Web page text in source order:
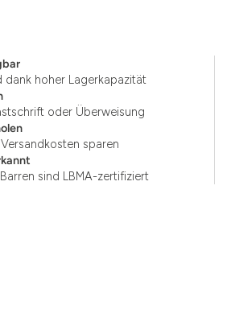
dank hoher Lagerkapazität
oder Überweisung
sparen
sind LBMA-zertifiziert